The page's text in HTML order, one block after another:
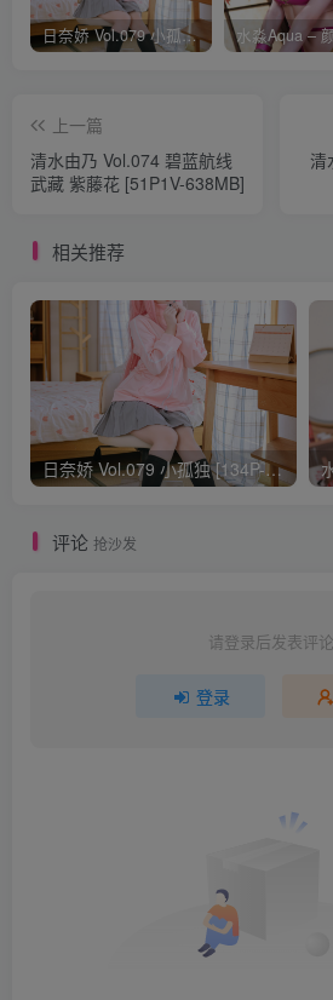
日奈娇 Vol.079 小孤独 [134P-1.84GB]
上一篇
清水由乃 Vol.074 碧蓝航线
武藏 紫藤花 [51P1V-638MB]
清
相关推荐
日奈娇 Vol.079 小孤独 [134P-1.84GB]
评论 抢沙发
请登录后发表评论
登录